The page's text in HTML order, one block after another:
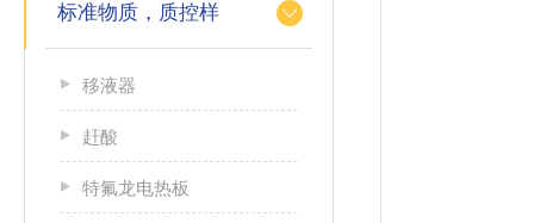
标准物质，质控样
移液器
赶酸
特氟龙电热板